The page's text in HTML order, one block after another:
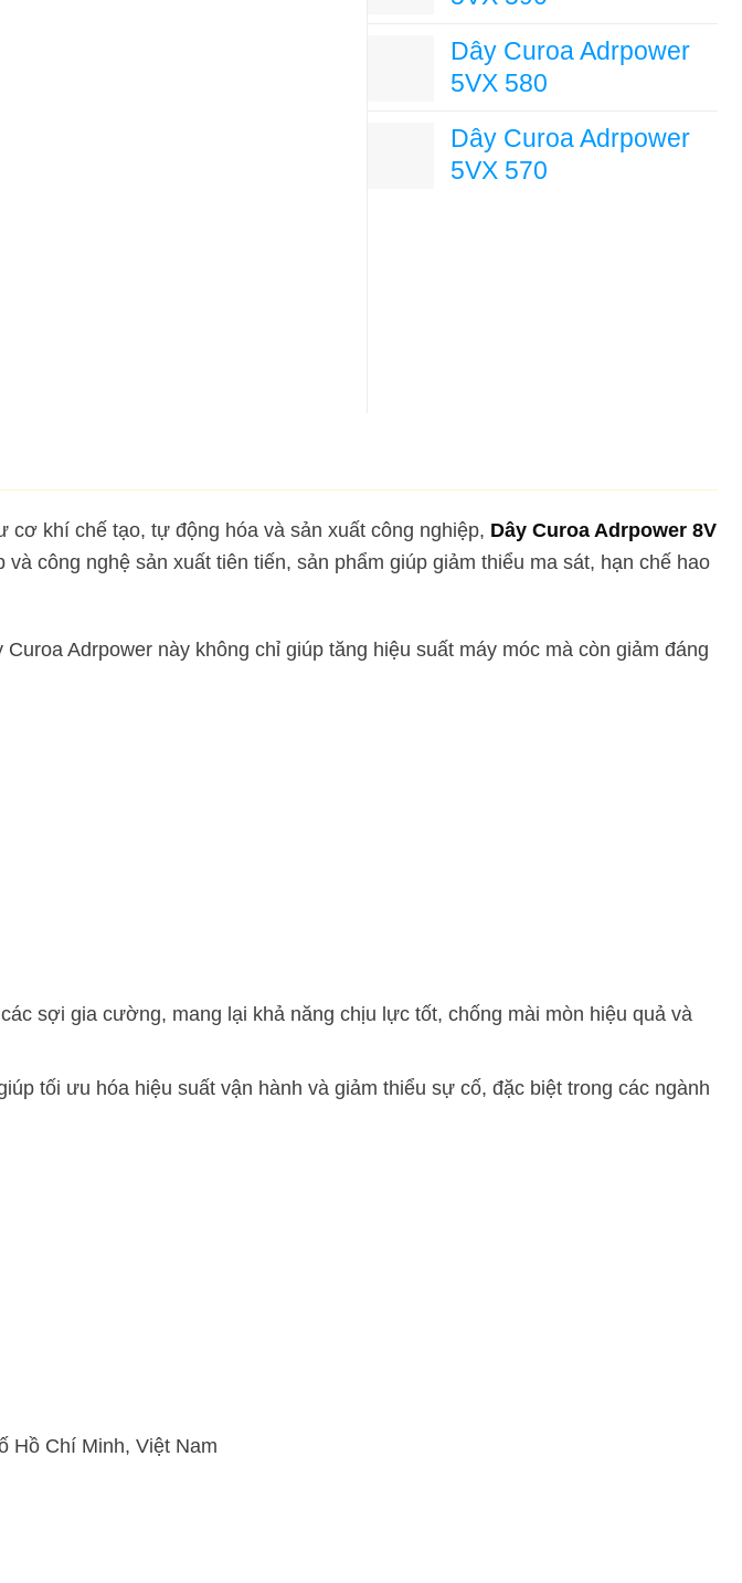
Dây Curoa Adrpower
5VX 580
Dây Curoa Adrpower
5VX 570
khí chế tạo, tự động hóa và sản xuất công nghiệp, Dây Curoa Adrpower 8V
công nghệ sản xuất tiên tiến, sản phẩm giúp giảm thiểu ma sát, hạn chế hao
Adrpower này không chỉ giúp tăng hiệu suất máy móc mà còn giảm đáng
sợi gia cường, mang lại khả năng chịu lực tốt, chống mài mòn hiệu quả và
tối ưu hóa hiệu suất vận hành và giảm thiểu sự cố, đặc biệt trong các ngành
Hồ Chí Minh, Việt Nam